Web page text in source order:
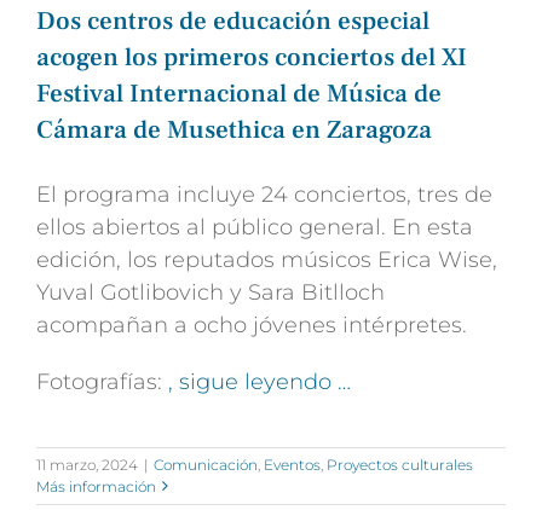
Dos centros de educación especial
acogen los primeros conciertos del XI
Festival Internacional de Música de
Cámara de Musethica en Zaragoza
El programa incluye 24 conciertos, tres de
ellos abiertos al público general. En esta
edición, los reputados músicos Erica Wise,
Yuval Gotlibovich y Sara Bitlloch
acompañan a ocho jóvenes intérpretes.
Fotografías: , sigue leyendo …
11 marzo, 2024 | Comunicación Eventos Proyectos culturales
Más información